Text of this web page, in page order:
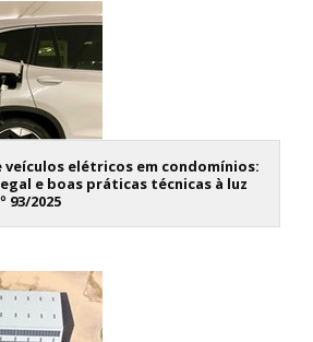
veículos elétricos em condomínios:
e boas práticas técnicas à luz
93/2025